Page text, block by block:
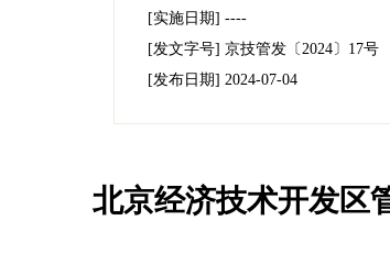
[实施日期] ----
[发文字号] 京技管发 〔2024〕 17号
[发布日期] 2024-07-04
北京经济技术开发区